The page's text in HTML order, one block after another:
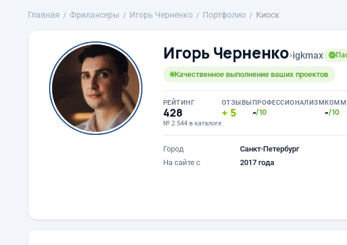
Главная Фрилансеры Игорь Черненко Портфолио Киоск
Игорь Черненко›igkmax
Качественное выполнение ваших проектов
РЕЙТИНГ
428
№ 2 544 в каталоге
ОТЗЫВЫ
5
ПРОФЕССИОНАЛИЗМ
-/10 -/10
Город
Санкт-Петербург
На сайте с
2017 года